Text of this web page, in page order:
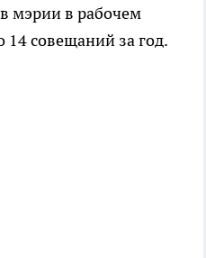
мэрии в рабочем
совещаний за год.